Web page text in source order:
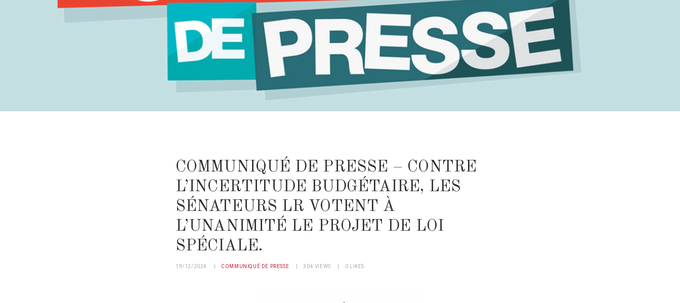
COMMUNIQUÉ DE PRESSE – CONTRE
L’INCERTITUDE BUDGÉTAIRE, LES
SÉNATEURS LR VOTENT À
L’UNANIMITÉ LE PROJET DE LOI
SPÉCIALE.
19/12/2024 COMMUNIQUÉ DE PRESSE 304 VIEWS 0 LIKES